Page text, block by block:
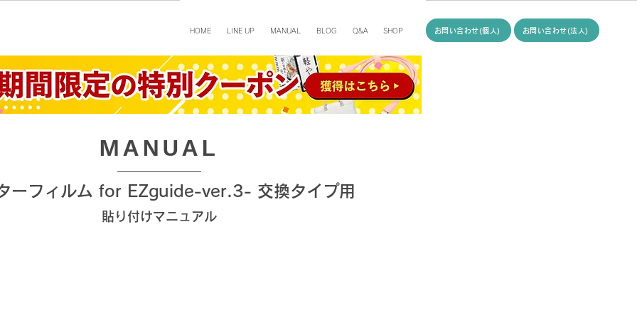
HOME LINE UP MANUAL BLOG Q&A SHOP お問い合わせ(個人) お問い合わせ(法人)
​MANUAL
ーフィルム for EZguide-ver.3- 交換タイプ用
​貼り付けマニュアル